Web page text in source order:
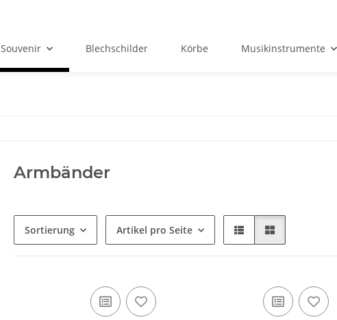
Souvenir Blechschilder Körbe Musikinstrumente
Armbänder
Sortierung Artikel pro Seite